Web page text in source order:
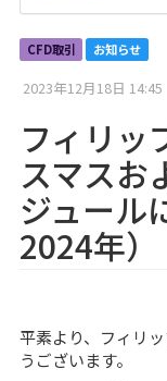
CFD取引 お知らせ
2023年12月18日 14:45
フィリッ
スマスお
ジュール
2024年）
平素より、フィリ
うございます。